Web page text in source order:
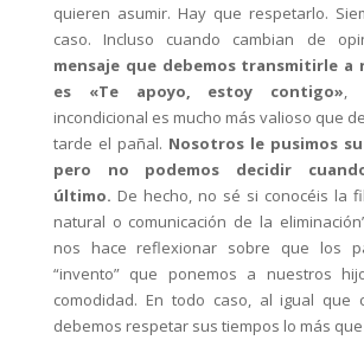
quieren asumir. Hay que respetarlo.
caso. Incluso cuando cambian de
mensaje que debemos transmitirle a
es «Te apoyo, estoy contigo»,
incondicional es mucho más valioso que
tarde el pañal. Nosotros le pusimos
pero no podemos decidir
último. De hecho, no sé si conocéis la
natural o comunicación de la
nos hace reflexionar sobre que los
“invento” que ponemos a nuestros
comodidad. En todo caso, al igual que
debemos respetar sus tiempos lo más